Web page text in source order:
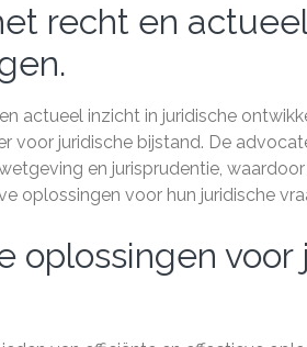
recht en
actueel inzicht in juridische
voor juridische bijstand. De
en jurisprudentie,
oplossingen voor hun juridische
oplossingen voor